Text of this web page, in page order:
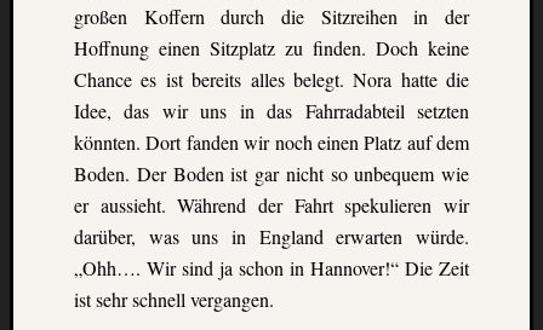
großen Koffern durch die Sitzreihen in der
Hoffnung einen Sitzplatz zu finden. Doch keine
Chance es ist bereits alles belegt. Nora hatte die
Idee,das wir uns in das Fahrradabteil setzten
könnten. Dort fanden wir noch einen Platz auf dem
Boden. Der Boden ist gar nicht so unbequem wie
er aussieht. Während der Fahrt spekulieren wir
darüber, was uns in England erwarten würde.
„Ohh…. Wir sind ja schon in Hannover!“ Die Zeit
ist sehrschnell vergangen.